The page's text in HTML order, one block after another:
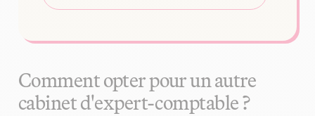
Comment opter pour un autre
cabinet d'expert-comptable ?